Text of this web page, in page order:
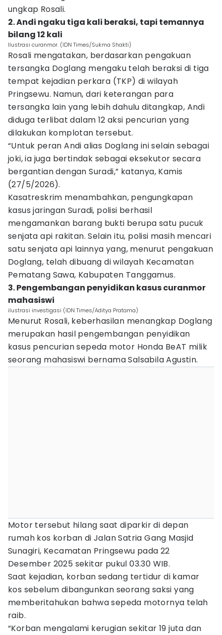
ungkap Rosali.
2. Andi ngaku tiga kali beraksi, tapi temannya
bilang 12 kali
Ilustrasi curanmor. (IDN Times/Sukma Shakti)
Rosali mengatakan, berdasarkan pengakuan
tersangka Doglang mengaku telah beraksi di tiga
tempat kejadian perkara (TKP) di wilayah
Pringsewu. Namun, dari keterangan para
tersangka lain yang lebih dahulu ditangkap, Andi
diduga terlibat dalam 12 aksi pencurian yang
dilakukan komplotan tersebut.
“Untuk peran Andi alias Doglang ini selain sebagai
joki, ia juga bertindak sebagai eksekutor secara
bergantian dengan Suradi,” katanya, Kamis
(27/5/2026).
Kasatreskrim menambahkan, pengungkapan
kasus jaringan Suradi, polisi berhasil
mengamankan barang bukti berupa satu pucuk
senjata api rakitan. Selain itu, polisi masih mencari
satu senjata api lainnya yang, menurut pengakuan
Doglang, telah dibuang di wilayah Kecamatan
Pematang Sawa, Kabupaten Tanggamus.
3. Pengembangan penyidikan kasus curanmor
mahasiswi
ilustrasi investigasi (IDN Times/Aditya Pratama)
Menurut Rosali, keberhasilan menangkap Doglang
merupakan hasil pengembangan penyidikan
kasus pencurian sepeda motor Honda BeAT milik
seorang mahasiswi bernama Salsabila Agustin.
Motor tersebut hilang saat diparkir di depan
rumah kos korban di Jalan Satria Gang Masjid
Sunagiri, Kecamatan Pringsewu pada 22
Desember 2025 sekitar pukul 03.30 WIB.
Saat kejadian, korban sedang tertidur di kamar
kos sebelum dibangunkan seorang saksi yang
memberitahukan bahwa sepeda motornya telah
raib.
“Korban mengalami kerugian sekitar 19 juta dan